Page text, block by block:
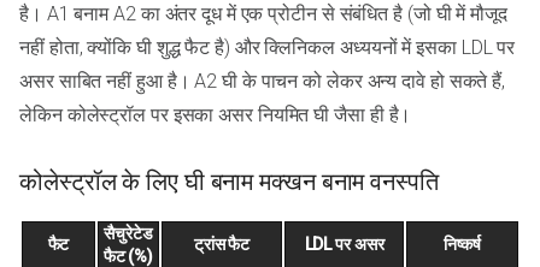
है। A1 बनाम A2 का अंतर दूध में एक प्रोटीन से संबंधित है (जो घी में मौजूद
नहीं होता, क्योंकि घी शुद्ध फैट है) और क्लिनिकल अध्ययनों में इसका LDL पर
असर साबित नहीं हुआ है। A2 घी के पाचन को लेकर अन्य दावे हो सकते हैं,
लेकिन कोलेस्ट्रॉल पर इसका असर नियमित घी जैसा ही है।
कोलेस्ट्रॉल के लिए घी बनाम मक्खन बनाम वनस्पति
फैट
सैचुरेटेड
फैट (%)
ट्रांस फैट LDL पर असर निष्कर्ष